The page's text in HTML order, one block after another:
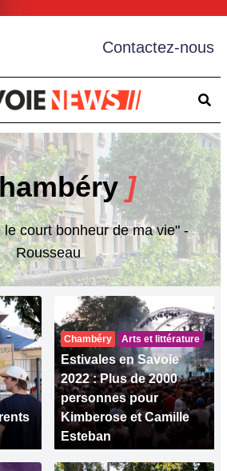
Contactez-nous
]
le court bonheur de ma vie" -
Rousseau
Chambéry Arts et littérature
Estivales en Savoie
2022 : Plus de 2000
personnes pour
Kimberose et Camille
Esteban